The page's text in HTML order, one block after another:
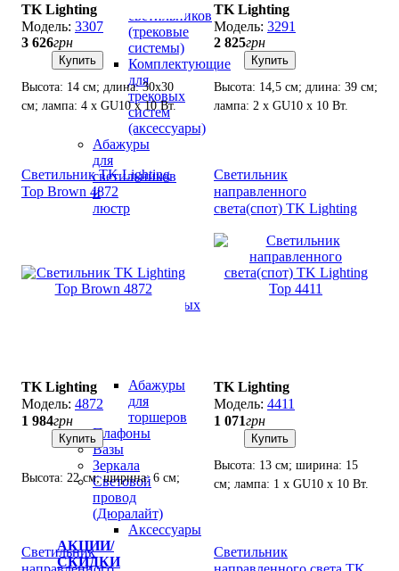
светильников
(трековые
системы)
Комплектующие
для
трековых
систем
(аксессуары)
Абажуры
для
светильников
и
люстр
Абажуры
для
настольных
Абажуры
для
торшеров
Плафоны
Вазы
Зеркала
Световой
провод
(Дюралайт)
Аксессуары
АКЦИИ/
СКИДКИ
TK Lighting
3307
3 626грн
Купить
Высота: 14 см; длина: 30х30
см; лампа: 4 х GU10 х 10 Вт.
TK Lighting
3291
2 825грн
Купить
Высота: 14,5 см; длина: 39 см;
лампа: 2 х GU10 х 10 Вт.
Светильник TK Lighting
Top Brown 4872
TK Lighting
4872
1 984грн
Купить
Высота: 22 см; ширина: 6 см;
лампа: 1 х GU10 х 10 Вт LED.
Светильник
направленного
света(спот) TK Lighting
TK Lighting
4411
1 071грн
Купить
Высота: 13 см; ширина: 15
см; лампа: 1 х GU10 х 10 Вт.
Светильник
Светильник